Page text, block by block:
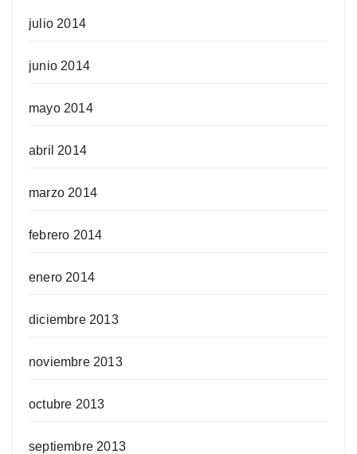
julio 2014
junio 2014
mayo 2014
abril 2014
marzo 2014
febrero 2014
enero 2014
diciembre 2013
noviembre 2013
octubre 2013
septiembre 2013